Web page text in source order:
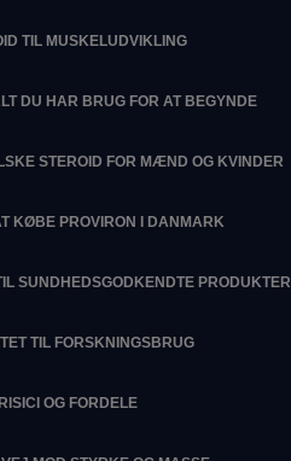
TIL MUSKELUDVIKLING
DU HAR BRUG FOR AT BEGYNDE
STEROID FOR MÆND OG KVINDER
KØBE PROVIRON I DANMARK
SUNDHEDSGODKENDTE PRODUKTER
TIL FORSKNINGSBRUG
OG FORDELE